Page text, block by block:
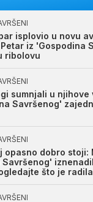
isplovio u novu
iz 'Gospodina
ribolovu
sumnjali u njihove
Savršenog'
opasno dobro stoji:
Savršenog'
što je